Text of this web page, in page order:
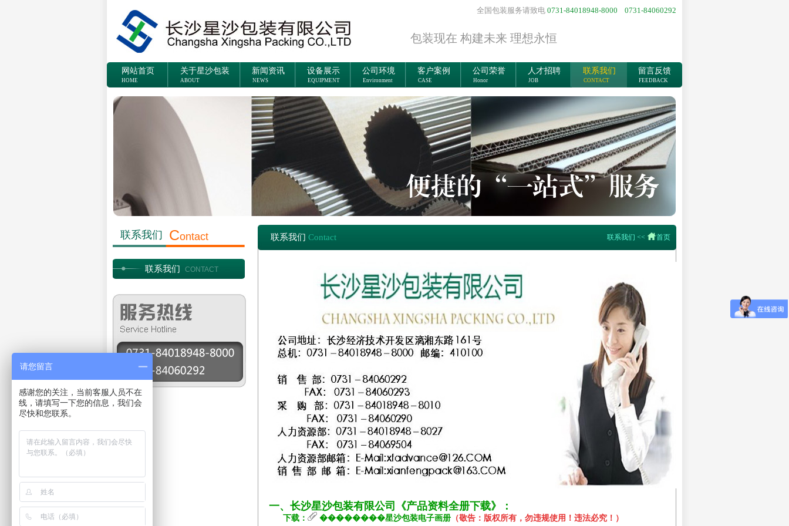
全国包装服务请致电 0731-84018948-8000 0731-84060292
包装现在 构建未来 理想永恒
网站首页
HOME
关于星沙包装
ABOUT
新闻资讯
NEWS
设备展示
EQUIPMENT
公司环境
Environment
客户案例
CASE
公司荣誉
Honor
人才招聘
JOB
联系我们
CONTACT
留言反馈
FEEDBACK
联系我们 Contact
联系我们 CONTACT
联系我们 Contact 联系我们 << 首页
一、长沙星沙包装有限公司《产品资料全册下载》：
下载： ��������星沙包装电子画册 （敬告：版权所有，勿违规使用！违法必究！）
请您留言
感谢您的关注，当前客服人员不在
线，请填写一下您的信息，我们会
尽快和您联系。